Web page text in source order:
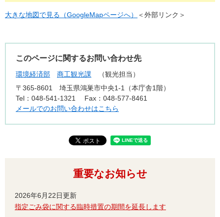
大きな地図で見る（GoogleMapページへ） ＜外部リンク＞
このページに関するお問い合わせ先
環境経済部 商工観光課
観光担当
〒365-8601
埼玉県鴻巣市中央1-1（本庁舎1階）
Tel：048-541-1321
Fax：048-577-8461
メールでのお問い合わせはこちら
重要なお知らせ
2026年6月22日更新
指定ごみ袋に関する臨時措置の期間を延長します